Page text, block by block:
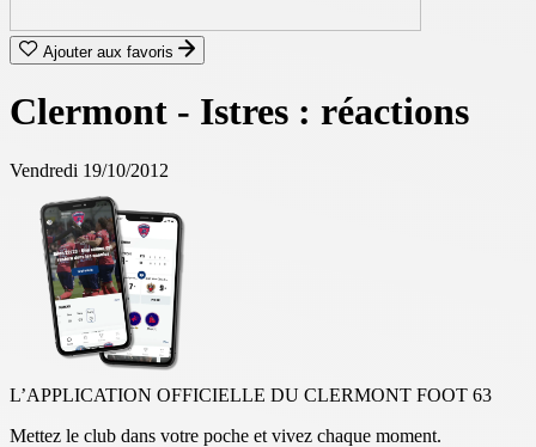
Ajouter aux favoris
Clermont - Istres : réactions
Vendredi 19/10/2012
L’APPLICATION OFFICIELLE DU CLERMONT FOOT 63
Mettez le club dans votre poche et vivez chaque moment.